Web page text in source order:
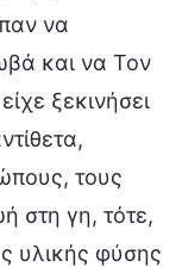
να
και να Τον
ξεκινήσει
τους
στη γη, τότε,
υλικής φύσης